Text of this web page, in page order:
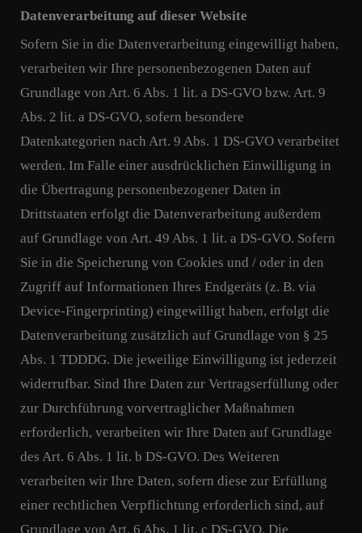
Datenverarbeitung auf dieser Website
Sofern Sie in die Datenverarbeitung eingewilligt haben,
verarbeiten wir Ihre personenbezogenen Daten auf
Grundlage von Art. 6 Abs. 1 lit. a DS-GVO bzw. Art. 9
Abs. 2 lit. a DS-GVO, sofern besondere
Datenkategorien nach Art. 9 Abs. 1 DS-GVO verarbeitet
werden. Im Falle einer ausdrücklichen Einwilligung in
die Übertragung personenbezogener Daten in
Drittstaaten erfolgt die Datenverarbeitung außerdem
auf Grundlage von Art. 49 Abs. 1 lit. a DS-GVO. Sofern
Sie in die Speicherung von Cookies und / oder in den
Zugriff auf Informationen Ihres Endgeräts (z. B. via
Device-Fingerprinting) eingewilligt haben, erfolgt die
Datenverarbeitung zusätzlich auf Grundlage von § 25
Abs. 1 TDDDG. Die jeweilige Einwilligung ist jederzeit
widerrufbar. Sind Ihre Daten zur Vertragserfüllung oder
zur Durchführung vorvertraglicher Maßnahmen
erforderlich, verarbeiten wir Ihre Daten auf Grundlage
des Art. 6 Abs. 1 lit. b DS-GVO. Des Weiteren
verarbeiten wir Ihre Daten, sofern diese zur Erfüllung
einer rechtlichen Verpflichtung erforderlich sind, auf
Grundlage von Art. 6 Abs. 1 lit. c DS-GVO. Die